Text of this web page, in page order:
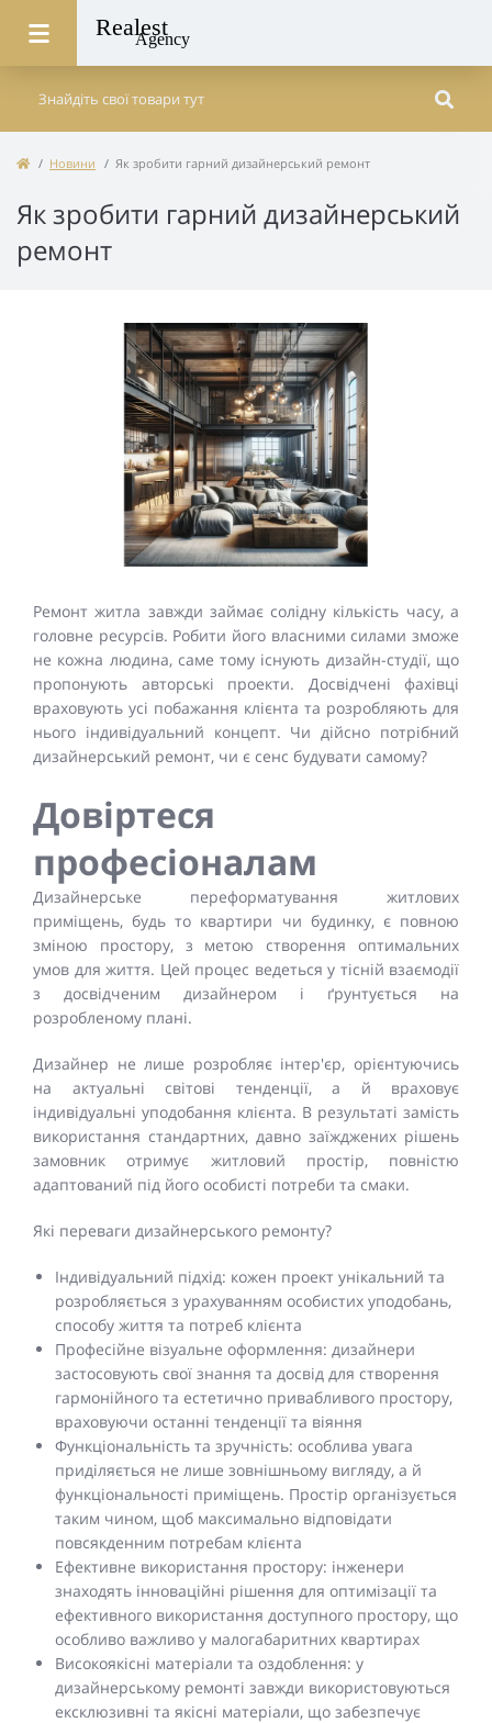
Новини Як зробити гарний дизайнерський ремонт
Як зробити гарний дизайнерський
ремонт
Ремонт житла завжди займає солідну кількість часу, а
головне ресурсів. Робити його власними силами зможе
не кожна людина, саме тому існують дизайн-студії, що
пропонують авторські проекти. Досвідчені фахівці
враховують усі побажання клієнта та розробляють для
нього індивідуальний концепт. Чи дійсно потрібний
дизайнерський ремонт, чи є сенс будувати самому?
Довіртеся
професіоналам
Дизайнерське переформатування житлових
приміщень, будь то квартири чи будинку, є повною
зміною простору, з метою створення оптимальних
умов для життя. Цей процес ведеться у тісній взаємодії
з досвідченим дизайнером і ґрунтується на
розробленому плані.
Дизайнер не лише розробляє інтер'єр, орієнтуючись
на актуальні світові тенденції, а й враховує
індивідуальні уподобання клієнта. В результаті замість
використання стандартних, давно заїжджених рішень
замовник отримує житловий простір, повністю
адаптований під його особисті потреби та смаки.
Які переваги дизайнерського ремонту?
Індивідуальний підхід: кожен проект унікальний та
розробляється з урахуванням особистих уподобань,
способу життя та потреб клієнта
Професійне візуальне оформлення: дизайнери
застосовують свої знання та досвід для створення
гармонійного та естетично привабливого простору,
враховуючи останні тенденції та віяння
Функціональність та зручність: особлива увага
приділяється не лише зовнішньому вигляду, а й
функціональності приміщень. Простір організується
таким чином, щоб максимально відповідати
повсякденним потребам клієнта
Ефективне використання простору: інженери
знаходять інноваційні рішення для оптимізації та
ефективного використання доступного простору, що
особливо важливо у малогабаритних квартирах
Високоякісні матеріали та оздоблення: у
дизайнерському ремонті завжди використовуються
ексклюзивні та якісні матеріали, що забезпечує